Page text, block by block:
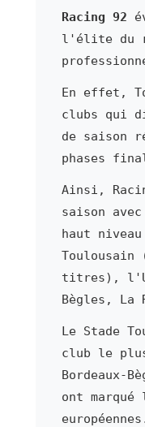
Racing 92
l'élite du
En effet,
clubs qui
de saison
phases
Ainsi,
saison
haut niveau
Toulousain
titres),
Bègles, La
Le Stade
club le
Bordeaux-
ont